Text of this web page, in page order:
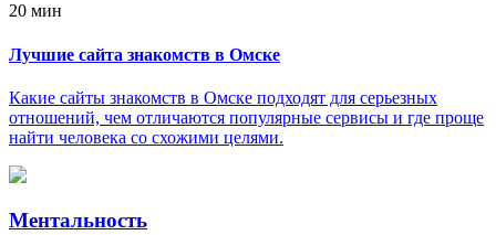
20 мин
Лучшие сайта знакомств в Омске
Какие сайты знакомств в Омске подходят для серьезных
отношений, чем отличаются популярные сервисы и где проще
найти человека со схожими целями.
Ментальность